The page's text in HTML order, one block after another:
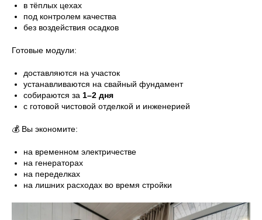
в тёплых цехах
под контролем качества
без воздействия осадков
Готовые модули:
доставляются на участок
устанавливаются на свайный фундамент
собираются за 1–2 дня
с готовой чистовой отделкой и инженерией
💰 Вы экономите:
на временном электричестве
на генераторах
на переделках
на лишних расходах во время стройки